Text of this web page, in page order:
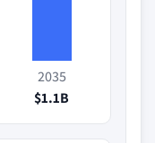
2035
$1.1B